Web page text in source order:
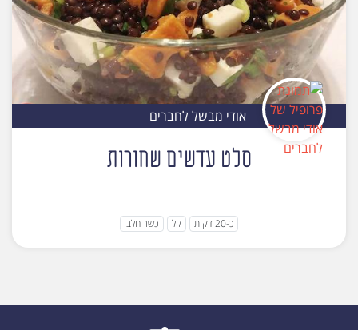
אודי מבשל לחברים
סלט עדשים שחורות
כ-20 דקות קל כשר חלבי